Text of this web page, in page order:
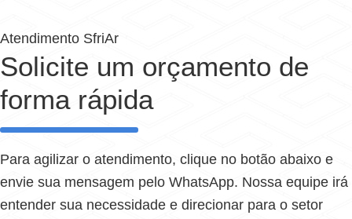
Atendimento SfriAr
Solicite um orçamento de
forma rápida
Para agilizar o atendimento, clique no botão abaixo e
envie sua mensagem pelo WhatsApp. Nossa equipe irá
entender sua necessidade e direcionar para o setor